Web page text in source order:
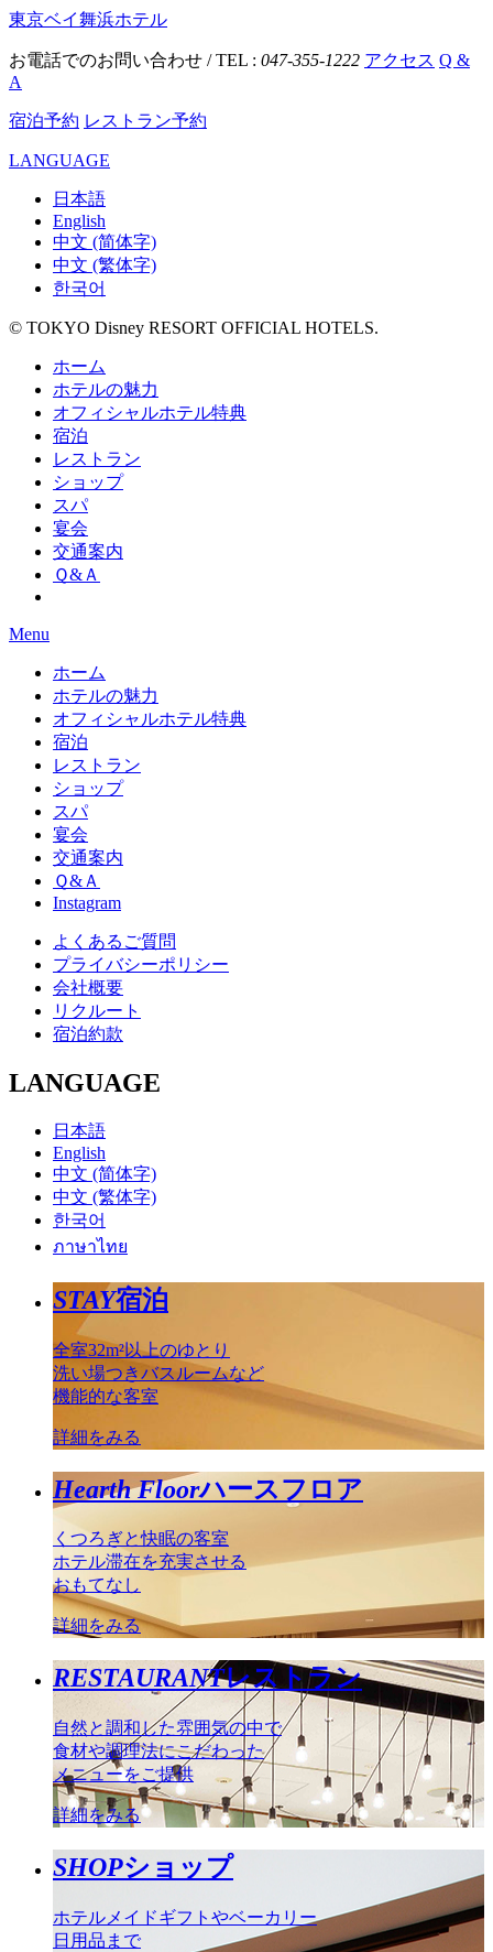
東京ベイ舞浜ホテル
お電話でのお問い合わせ / TEL : 047-355-1222 アクセス Q &
A
宿泊予約 レストラン予約
LANGUAGE
日本語
English
中文 (简体字)
中文 (繁体字)
한국어
© TOKYO Disney RESORT OFFICIAL HOTELS.
ホーム
ホテルの魅力
オフィシャルホテル特典
宿泊
レストラン
ショップ
スパ
宴会
交通案内
Ｑ&Ａ
Menu
ホーム
ホテルの魅力
オフィシャルホテル特典
宿泊
レストラン
ショップ
スパ
宴会
交通案内
Ｑ&Ａ
Instagram
よくあるご質問
プライバシーポリシー
会社概要
リクルート
宿泊約款
LANGUAGE
日本語
English
中文 (简体字)
中文 (繁体字)
한국어
ภาษาไทย
STAY宿泊
全室32m²以上のゆとり
洗い場つきバスルームなど
機能的な客室
詳細をみる
Hearth Floorハースフロア
くつろぎと快眠の客室
ホテル滞在を充実させる
おもてなし
詳細をみる
RESTAURANTレストラン
自然と調和した雰囲気の中で
食材や調理法にこだわった
メニューをご提供
詳細をみる
SHOPショップ
ホテルメイドギフトやベーカリー
日用品まで